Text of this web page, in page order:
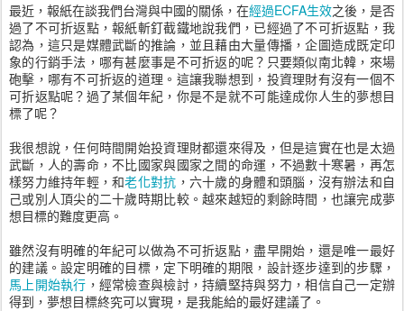
最近，報紙在談我們台灣與中國的關係，在經過ECFA生效之後，是否
過了不可折返點，報紙斬釘截鐵地說我們，已經過了不可折返點，我
認為，這只是媒體武斷的推論，並且藉由大量傳播，企圖造成既定印
象的行銷手法，哪有甚麼事是不可折返的呢？只要類似南北韓，來場
砲擊，哪有不可折返的道理。這讓我聯想到，投資理財有沒有一個不
可折返點呢？過了某個年紀，你是不是就不可能達成你人生的夢想目
標了呢？
我很想說，任何時間開始投資理財都還來得及，但是這實在也是太過
武斷，人的壽命，不比國家與國家之間的命運，不過數十寒暑，再怎
樣努力維持年輕，和老化對抗 ，六十歲的身體和頭腦，沒有辦法和自
己或別人頂尖的二十歲時期比較。越來越短的剩餘時間，也讓完成夢
想目標的難度更高。
雖然沒有明確的年紀可以做為不可折返點，盡早開始，還是唯一最好
的建議。設定明確的目標，定下明確的期限，設計逐步達到的步驟，
馬上開始執行 ，經常檢查與檢討，持續堅持與努力，相信自己一定辦
得到，夢想目標終究可以實現，是我能給的最好建議了。